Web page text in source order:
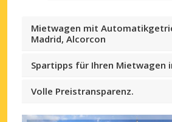
Mietwagen mit
Madrid, Alcorcon
Spartipps für Ihren Mietwagen
Volle Preistransparenz.